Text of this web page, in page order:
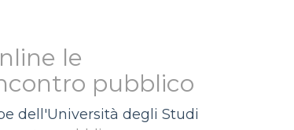
le
pubblico
dell'Università degli Studi